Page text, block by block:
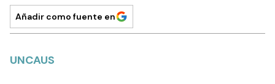
Añadir como fuente en
UNCAUS